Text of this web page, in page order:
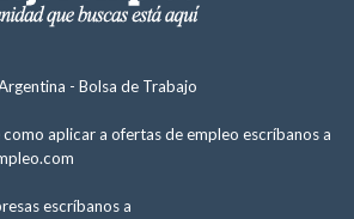
- Bolsa de Trabajo
aplicar a ofertas de empleo escríbanos a
escríbanos a